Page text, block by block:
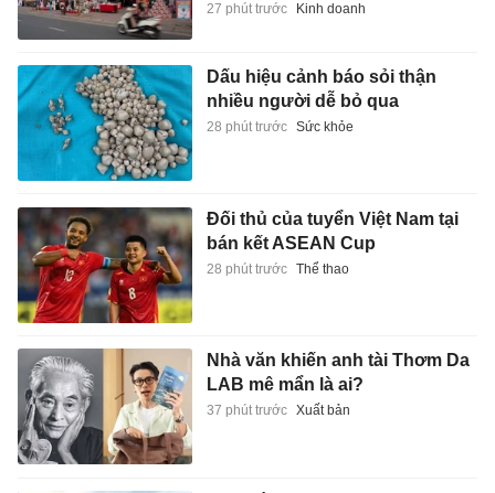
27 phút trước Kinh doanh
Dấu hiệu cảnh báo sỏi thận
nhiều người dễ bỏ qua
28 phút trước Sức khỏe
Đối thủ của tuyển Việt Nam tại
bán kết ASEAN Cup
28 phút trước Thể thao
Nhà văn khiến anh tài Thơm Da
LAB mê mẩn là ai?
37 phút trước Xuất bản